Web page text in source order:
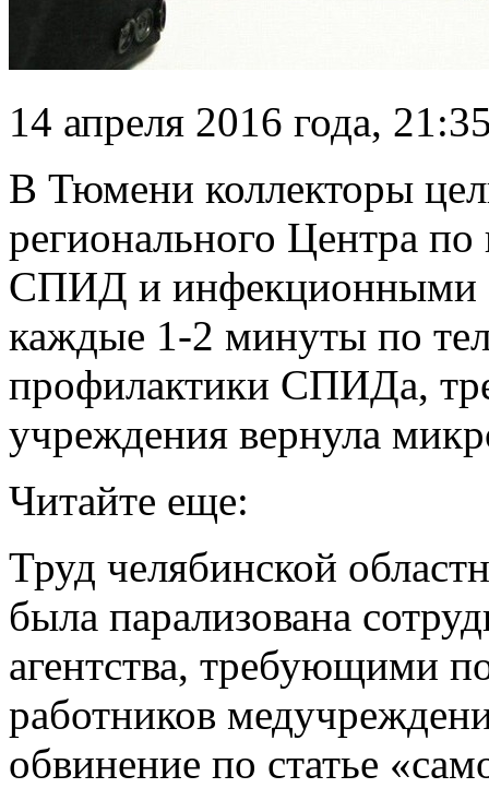
14 апреля 2016 года,
В Тюмени коллекторы
регионального Центра
СПИД и инфекционными
каждые 1-2 минуты по
профилактики СПИДа,
учреждения вернула
Читайте еще:
Труд челябинской
была парализована
агентства, требующими
работников
обвинение по статье